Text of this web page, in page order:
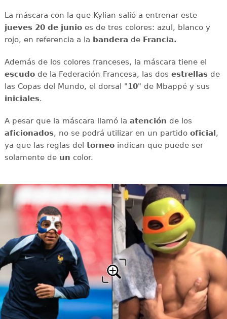
La máscara con la que Kylian salió a entrenar este
jueves 20 de junioes de tres colores: azul, blanco y
rojo, en referencia a la bandera de Francia.
Además de los colores franceses, la máscara tiene el
escudode la Federación Francesa, las dos estrellasde
las Copas del Mundo, el dorsal "10" de Mbappé y sus
iniciales.
A pesar que la máscara llamó la atención de los
aficionados, no se podrá utilizar en un partido oficial,
ya que las reglas del torneoindican que puede ser
solamente de un color.